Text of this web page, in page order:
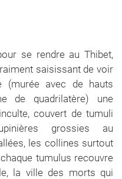
se rendre au Thibet,
saisissant de voir
(murée avec de hauts
de quadrilatère) une
couvert de tumuli
grossies au
les collines surtout
tumulus recouvre
la ville des morts qui